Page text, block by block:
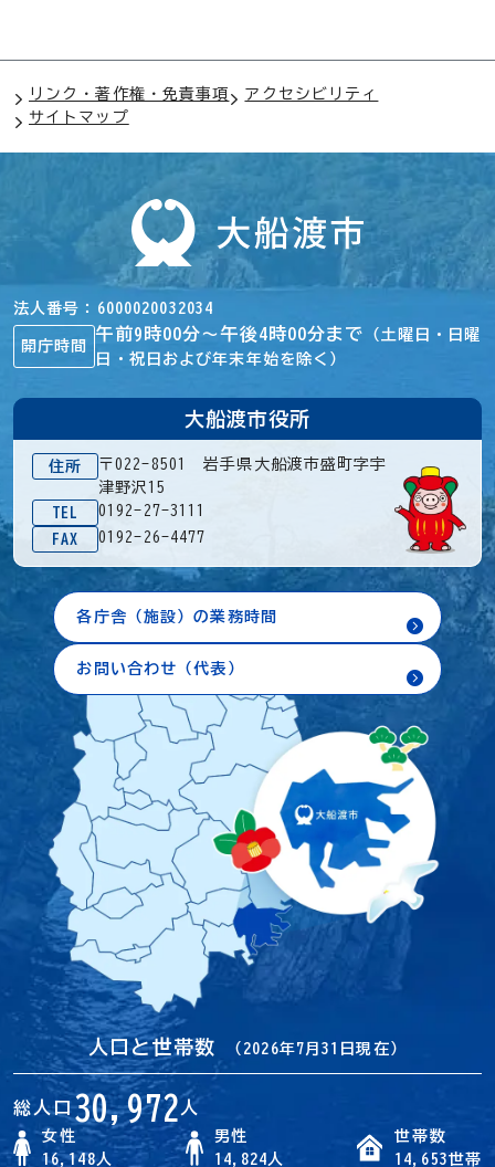
リンク・著作権・免責事項
アクセシビリティ
サイトマップ
法人番号 6000020032034
開庁時間
午前9時00分～午後4時00分まで
（土曜日・日曜
日・祝日および年末年始を除く）
大船渡市役所
住所
〒022-8501 岩手県大船渡市盛町字宇
津野沢15
TEL
0192-27-3111
FAX
0192-26-4477
各庁舎（施設）の業務時間
お問い合わせ（代表）
人口と世帯数 （2026年7月31日現在）
総人口30,972人
女性
16,148人
男性
14,824人
世帯数
14,653世帯